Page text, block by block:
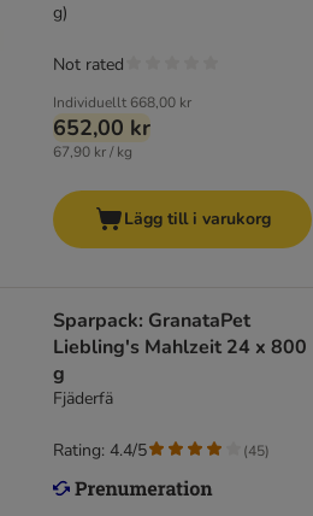
g)
Individuellt 668,00 kr
652,00 kr
67,90 kr / kg
Not rated
Lägg till i varukorg
Sparpack: GranataPet
Liebling's Mahlzeit 24 x 800
g
Fjäderfä
Rating: 4.4/5 (45)